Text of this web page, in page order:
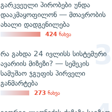
გარკვეული პირობები უნდა
დააკმაყოფილონ — მთავრობის
ახალი დადგენილება
424 ნახვა
რა გახდა 24 ივლისს სისტემური
ავარიის მიზეზი? — სემეკის
სამუშაო ჯგუფის პირველი
განმარტება
273 ნახვა